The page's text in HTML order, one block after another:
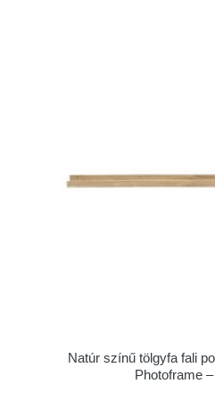
Natúr színű tölgyfa fali
Photoframe